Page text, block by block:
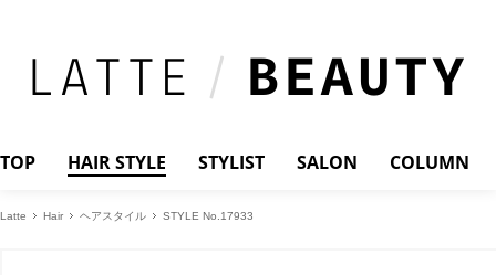
TOP HAIR STYLE STYLIST SALON COLUMN
Latte Hair ヘアスタイル STYLE No.17933